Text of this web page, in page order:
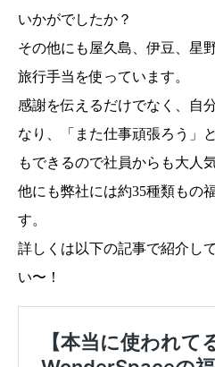
いかがでしたか？
その他にも屋久島、伊豆、星
旅行手当を使っています。
感謝を伝えるだけでなく、自
なり、「また仕事頑張ろう」
もできるので社員からも大人
他にも弊社には約35種類もの
す。
詳しくは以下の記事で紹介し
い〜！